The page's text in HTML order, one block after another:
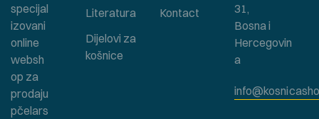
Literatura
Dijelovi za
košnice
Kontact
specijal
izovani
online
websh
op za
prodaju
pčelars
31,
Bosna i
Hercegovin
a